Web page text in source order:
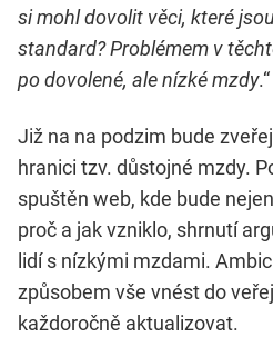
si mohl dovolit věci, které
standard? Problémem v
po dovolené, ale nízké mzdy.“
Již na na podzim bude
hranici tzv. důstojné mzdy.
spuštěn web, kde bude
proč a jak vzniklo, shrnutí
lidí s nízkými mzdami.
způsobem vše vnést do
každoročně aktualizovat.